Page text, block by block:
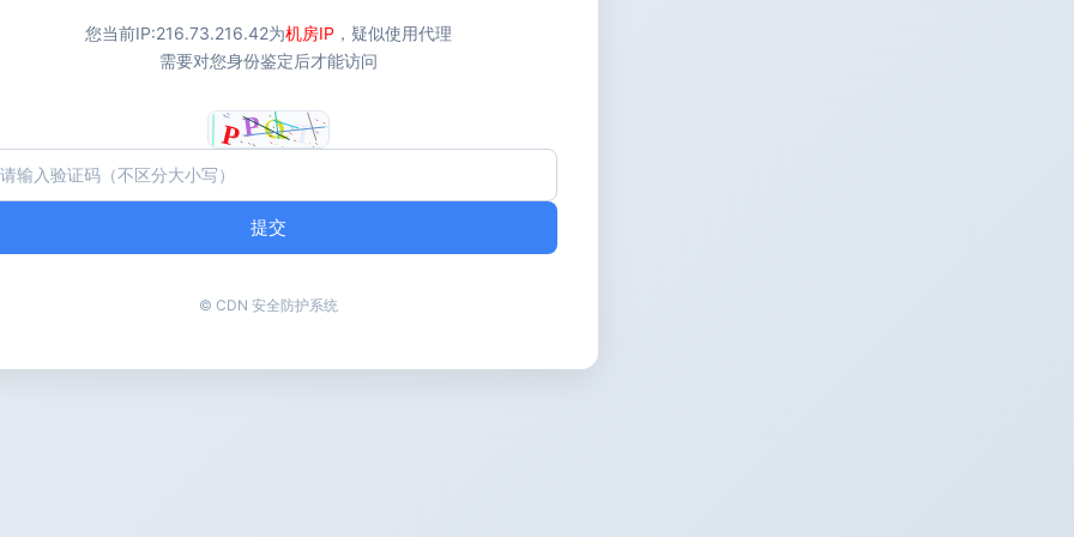
您当前IP:216.73.216.42为机房IP ，疑似使用代理
需要对您身份鉴定后才能访问
提交
© CDN 安全防护系统